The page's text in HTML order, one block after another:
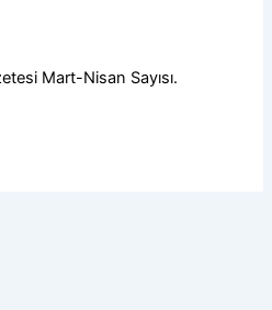
Mart-Nisan Sayısı.